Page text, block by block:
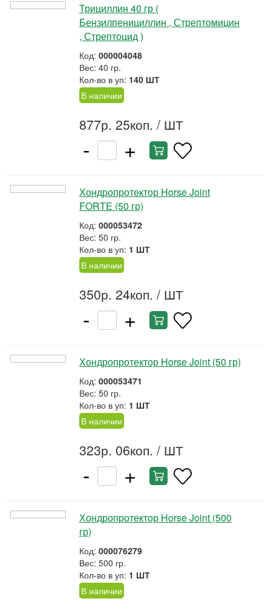
Трициллин 40 гр (
Бензилпенициллин , Стрептомицин
, Стрептоцид )
Код: 000004048
Вес: 40 гр.
Кол-во в уп: 140 ШТ
В наличии
877р. 25коп. / ШТ
- +
Хондропротектор Horse Joint
FORTE (50 гр)
Код: 000053472
Вес: 50 гр.
Кол-во в уп: 1 ШТ
В наличии
350р. 24коп. / ШТ
- +
Хондропротектор Horse Joint (50 гр)
Код: 000053471
Вес: 50 гр.
Кол-во в уп: 1 ШТ
В наличии
323р. 06коп. / ШТ
- +
Хондропротектор Horse Joint (500
гр)
Код: 000076279
Вес: 500 гр.
Кол-во в уп: 1 ШТ
В наличии